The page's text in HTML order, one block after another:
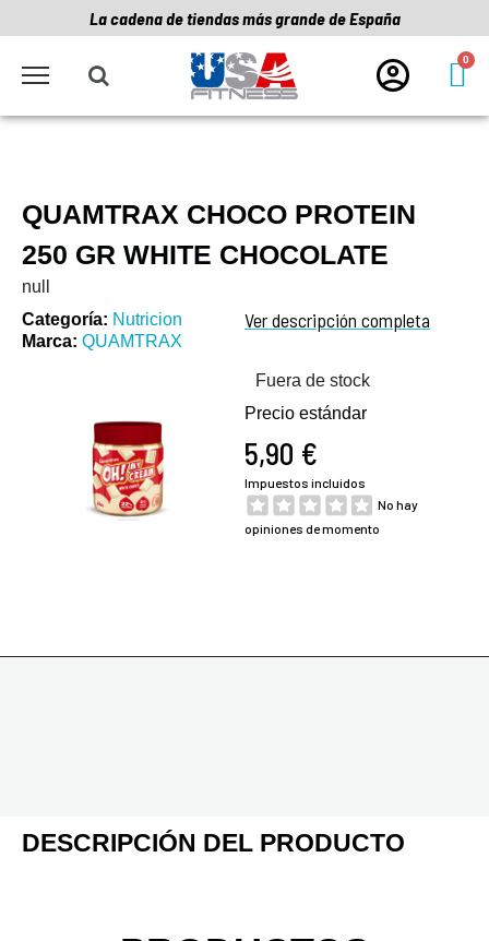
La cadena de tiendas más grande de España
QUAMTRAX CHOCO PROTEIN
250 GR WHITE CHOCOLATE
null
Categoría
Nutricion
Marca QUAMTRAX
Ver descripción completa
Fuera de stock
Precio estándar
5,90 €
Impuestos incluidos
No hay
opiniones de momento
DESCRIPCIÓN DEL PRODUCTO